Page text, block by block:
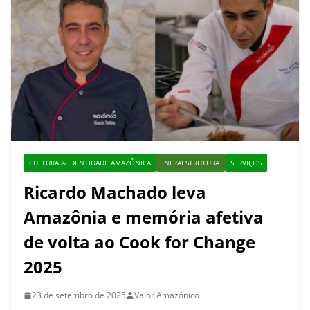
CULTURA & IDENTIDADE AMAZÔNICA INFRAESTRUTURA SERVIÇOS
Ricardo Machado leva
Amazônia e memória afetiva
de volta ao Cook for Change
2025
23 de setembro de 2025 Valor Amazônico